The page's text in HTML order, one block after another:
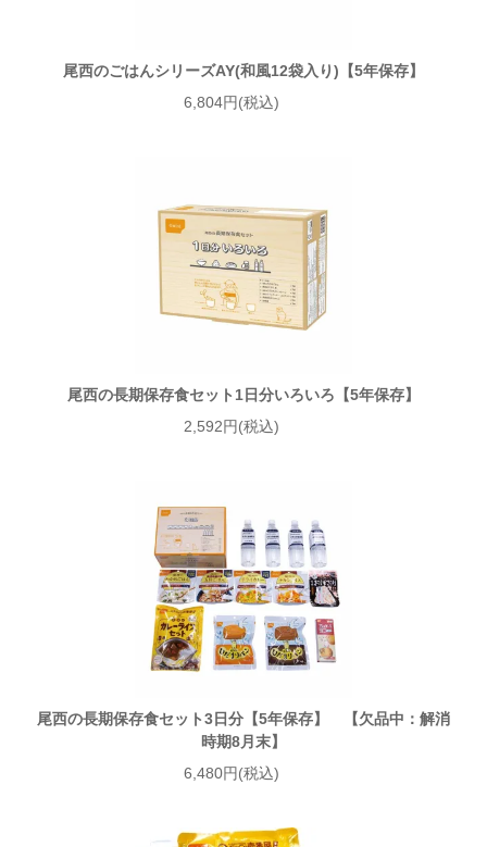
尾西のごはんシリーズAY(和風12袋入り)【5年保存】
6,804円(税込)
尾西の長期保存食セット1日分いろいろ【5年保存】
2,592円(税込)
尾西の長期保存食セット3日分【5年保存】 【欠品中：解消
時期8月末】
6,480円(税込)